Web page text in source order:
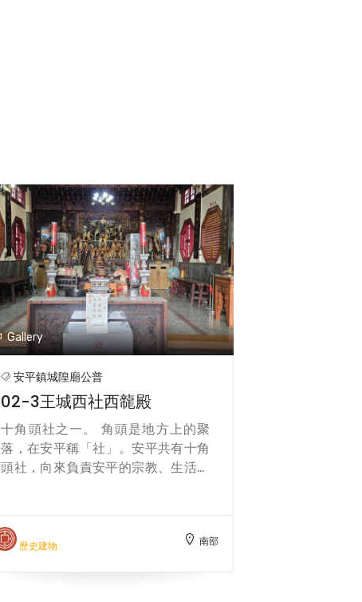
Gallery
安平鎮城隍廟公普
02-3王城西社西㡣殿
十角頭社之一。 角頭是地方上的聚
落，在安平稱「社」。安平共有十角
頭社，向來負責安平的宗教、生活事
風水寶地，有一條龍在。二樓為清雲
寺，主祀曹飛大仙。
歷史建物 南部